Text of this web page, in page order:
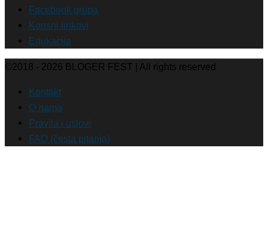
Facebook grupa
Korisni linkovi
Edukacija
©2018 - 2026 BLOGER FEST | All rights reserved
Kontakt
O nama
Pravila i uslovi
FAQ (česta pitanja)